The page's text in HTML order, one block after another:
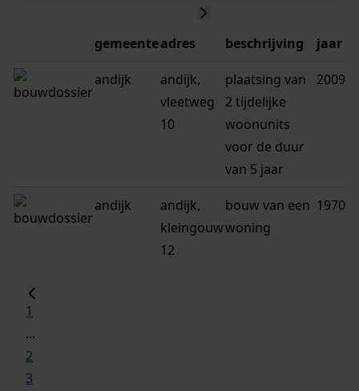
gemeenteadres beschrijving jaar
andijk
andijk,
vleetweg
10
plaatsing van
2 tijdelijke
woonunits
voor de duur
van 5 jaar
2009
andijk
andijk,
kleingouw
12
bouw van een
woning
1970
1
...
2
3